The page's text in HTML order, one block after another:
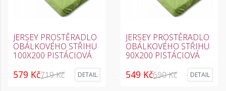
JERSEY PROSTĚRADLO
OBÁLKOVÉHO STŘIHU
100X200 PISTÁCIOVÁ
579 Kč719 Kč DETAIL
JERSEY PROSTĚRADLO
OBÁLKOVÉHO STŘIHU
90X200 PISTÁCIOVÁ
549 Kč690 Kč DETAIL